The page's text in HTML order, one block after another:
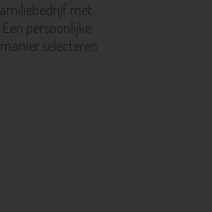
met
persoonlijke
selecteren